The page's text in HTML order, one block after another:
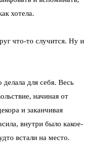
хотела.
что-то случится. Ну и
для себя. Весь
начиная от
и заканчивая
внутри было какое-
встали на место.